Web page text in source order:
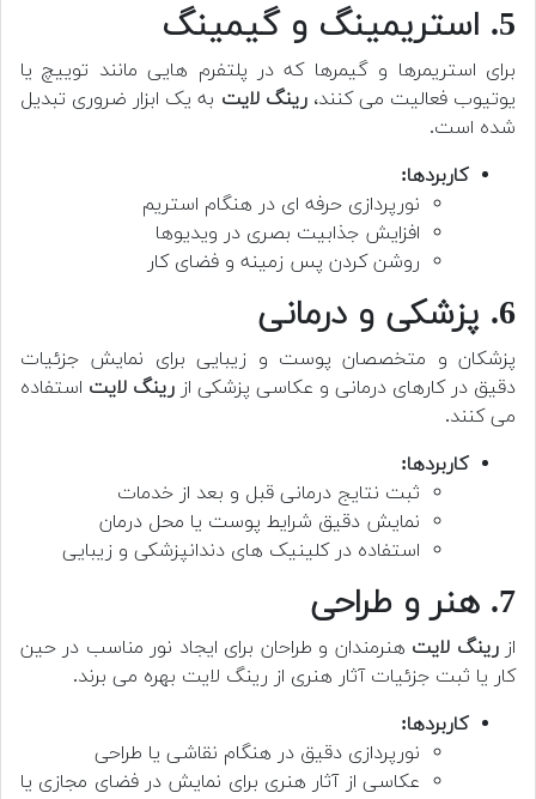
5. استریمینگ و گیمینگ
برای استریمرها و گیمرها که در پلتفرم هایی مانند توییچ یا
یوتیوب فعالیت می کنند،رینگ لایت به یک ابزار ضروری تبدیل
شده است.
کاربردها:
نورپردازی حرفه ای در هنگام استریم
افزایش جذابیت بصری در ویدیوها
روشن کردن پس زمینه و فضای کار
6. پزشکی و درمانی
پزشکان و متخصصان پوست و زیبایی برای نمایش جزئیات
دقیق در کارهای درمانی و عکاسی پزشکی از رینگ لایت استفاده
می کنند.
کاربردها:
ثبت نتایج درمانی قبل و بعد از خدمات
نمایش دقیق شرایط پوست یا محل درمان
استفاده در کلینیک های دندانپزشکی و زیبایی
7. هنر و طراحی
ازرینگ لایت هنرمندان و طراحان برای ایجاد نور مناسب در حین
کار یا ثبت جزئیات آثار هنری از رینگ لایت بهره می برند.
کاربردها:
نورپردازی دقیق در هنگام نقاشی یا طراحی
عکاسی از آثار هنری برای نمایش در فضای مجازی یا